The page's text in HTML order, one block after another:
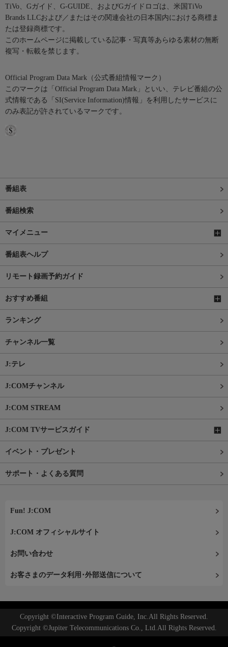
TiVo、Gガイド、G-GUIDE、およびGガイドロゴは、米国TiVo
Brands LLCおよび／またはその関連会社の日本国内における商標ま
たは登録商標です。
このホームページに掲載している記事・写真等あらゆる素材の無断
複写・転載を禁じます。
Official Program Data Mark（公式番組情報マーク）
このマークは「Official Program Data Mark」といい、テレビ番組の公
式情報である「SI(Service Information)情報」を利用したサービスに
のみ表記が許されているマークです。
番組表
番組検索
マイメニュー
番組表ヘルプ
リモート録画予約ガイド
おすすめ番組
ランキング
チャンネル一覧
J:テレ
J:COMチャンネル
J:COM STREAM
J:COM TVサービスガイド
イベント・プレゼント
サポート・よくある質問
Fun! J:COM
J:COM オフィシャルサイト
お問い合わせ
お客さまのデータ利用･外部送信について
Copyright ©Interactive Program Guide, Inc.All Rights Reserved.
Copyright ©Jupiter Telecommunications Co., Ltd.All Rights Reserved.